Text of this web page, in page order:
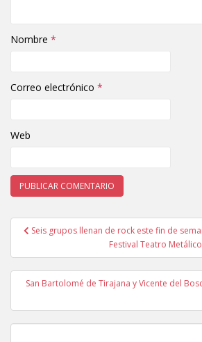
Nombre *
Correo electrónico *
Web
Navegación de
Seis grupos llenan de rock este fin de
Festival Teatro Metálico
San Bartolomé de Tirajana y Vicente del